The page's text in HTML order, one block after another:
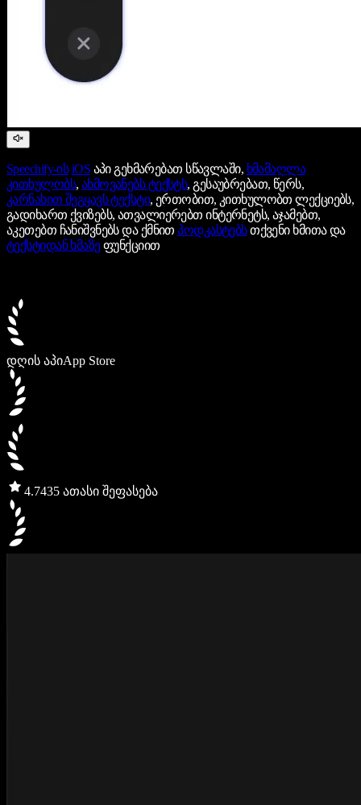
Speechify-ის iOS აპი გეხმარებათ სწავლაში, ხმამაღლა
კითხულობს, ახმოვანებს ტექსტს, გესაუბრებათ, წერს,
კარნახით შეგყავს ტექსტი, ერთობით, კითხულობთ ლექციებს,
გადიხართ ქვიზებს, ათვალიერებთ ინტერნეტს, აჯამებთ,
აკეთებთ ჩანიშვნებს და ქმნითპოდკასტებსთქვენი ხმითა და
ტექსტიდან ხმაზეფუნქციით
დღის აპიApp Store
4.7435 ათასი შეფასება